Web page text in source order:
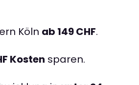
Köln ab 149 CHF.
Kosten sparen.